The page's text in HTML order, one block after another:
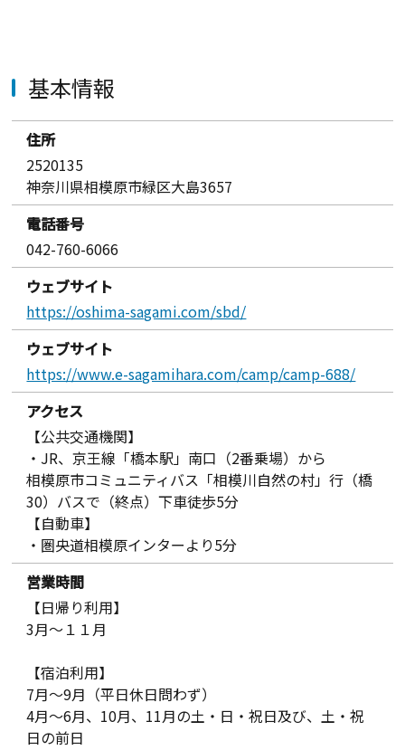
基本情報
住所
2520135
神奈川県相模原市緑区大島3657
電話番号
042-760-6066
ウェブサイト
https://oshima-sagami.com/sbd/
ウェブサイト
https://www.e-sagamihara.com/camp/camp-688/
アクセス
【公共交通機関】
・JR、京王線「橋本駅」南口（2番乗場）から
相模原市コミュニティバス「相模川自然の村」行（橋
30）バスで（終点）下車徒歩5分
【自動車】
・圏央道相模原インターより5分
営業時間
【日帰り利用】
3月〜１１月
【宿泊利用】
7月～9月（平日休日問わず）
4月～6月、10月、11月の土・日・祝日及び、土・祝
日の前日